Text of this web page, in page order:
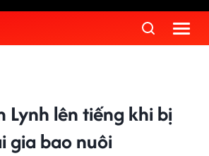
Lynh lên tiếng khi bị
gia bao nuôi